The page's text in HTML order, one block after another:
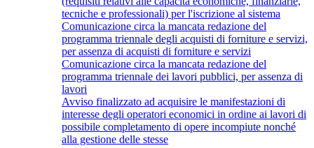
tecniche e professionali) per l'iscrizione al sistema
Comunicazione circa la mancata redazione del
programma triennale degli acquisti di forniture e servizi,
per assenza di acquisti di forniture e servizi
Comunicazione circa la mancata redazione del
programma triennale dei lavori pubblici, per assenza di
lavori
Avviso finalizzato ad acquisire le manifestazioni di
interesse degli operatori economici in ordine ai lavori di
possibile completamento di opere incompiute nonché
alla gestione delle stesse